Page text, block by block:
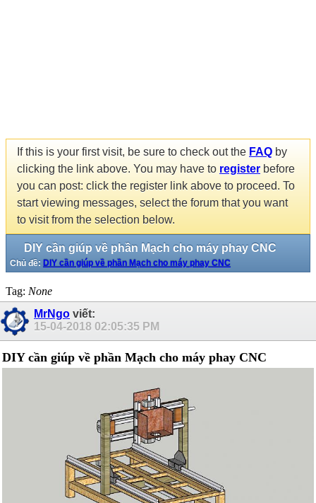
If this is your first visit, be sure to check out the FAQ by
clicking the link above. You may have to register before
you can post: click the register link above to proceed. To
start viewing messages, select the forum that you want
to visit from the selection below.
DIY cần giúp về phần Mạch cho máy phay CNC
Chủ đề: DIY cần giúp về phần Mạch cho máy phay CNC
Tag: None
MrNgo viết:
15-04-2018 02:05:35 PM
DIY cần giúp về phần Mạch cho máy phay CNC